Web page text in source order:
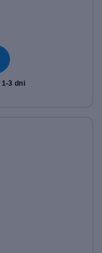
1-3 dni